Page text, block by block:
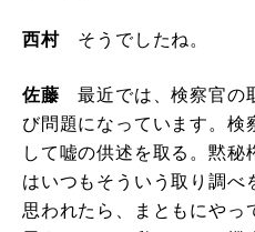
西村 そうでしたね。
佐藤最近では、検察官の
び問題になっています。検
して嘘の供述を取る。黙秘
はいつもそういう取り調べ
思われたら、まともにやっ